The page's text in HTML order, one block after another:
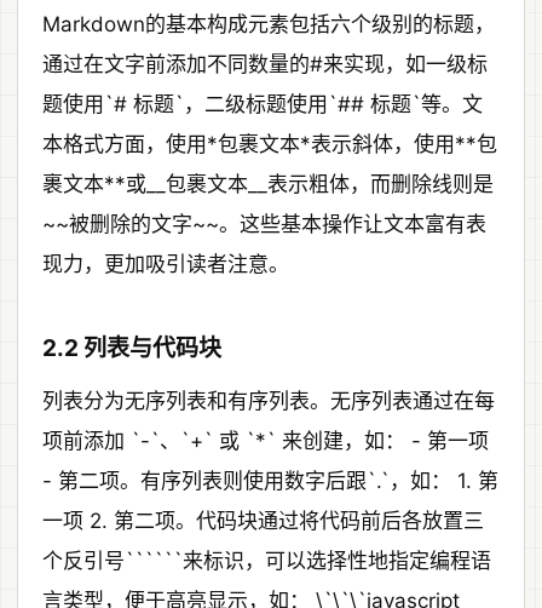
Markdown的基本构成元素包括六个级别的标题，
通过在文字前添加不同数量的#来实现，如一级标
题使用`# 标题`，二级标题使用`## 标题`等。文
本格式方面，使用*包裹文本*表示斜体，使用**包
裹文本**或__包裹文本__表示粗体，而删除线则是
~~被删除的文字~~。这些基本操作让文本富有表
现力，更加吸引读者注意。
2.2 列表与代码块
列表分为无序列表和有序列表。无序列表通过在每
项前添加 `-`、`+` 或 `*` 来创建，如： - 第一项
- 第二项。有序列表则使用数字后跟`.`，如： 1. 第
一项 2. 第二项。代码块通过将代码前后各放置三
个反引号``````来标识，可以选择性地指定编程语
言类型，便于高亮显示，如： \`\`\`javascript